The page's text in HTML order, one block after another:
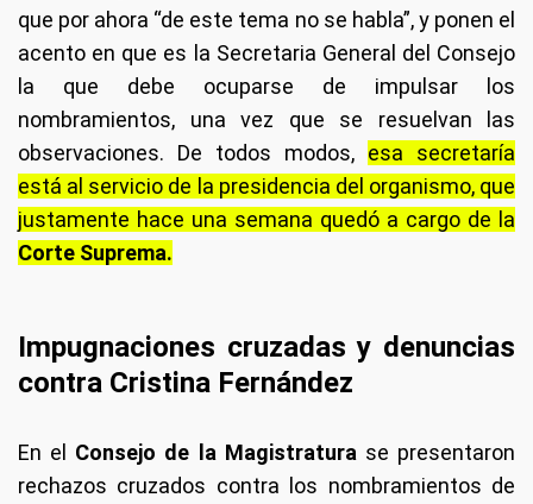
que por ahora “de este tema no se habla”, y ponen el
acento en que es la Secretaria General del Consejo
la que debe ocuparse de impulsar los
nombramientos, una vez que se resuelvan las
observaciones. De todos modos, esa secretaría
está al servicio de la presidencia del organismo, que
justamente hace una semana quedó a cargo de la
Corte Suprema.
Impugnaciones cruzadas y denuncias
contra Cristina Fernández
En el Consejo de la Magistratura se presentaron
rechazos cruzados contra los nombramientos de